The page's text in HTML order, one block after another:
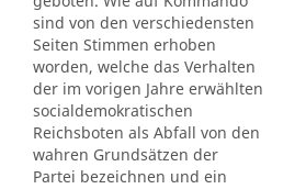
sind von den verschiedensten
Seiten Stimmen erhoben
worden, welche das Verhalten
der im vorigen Jahre erwählten
socialdemokratischen
Reichsboten als Abfall von den
wahren Grundsätzen der
Partei bezeichnen und ein